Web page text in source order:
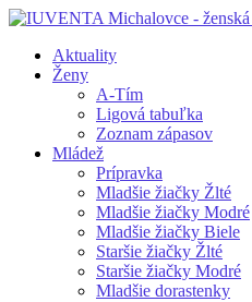
Aktuality
Ženy
A-Tím
Ligová tabuľka
Zoznam zápasov
Mládež
Prípravka
Mladšie žiačky Žlté
Mladšie žiačky Modré
Mladšie žiačky Biele
Staršie žiačky Žlté
Staršie žiačky Modré
Mladšie dorastenky